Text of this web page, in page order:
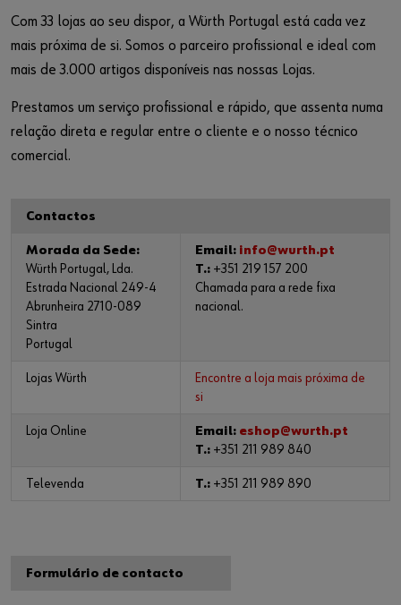
Com 33 lojas ao seu dispor, a Würth Portugal está cada vez
mais próxima de si. Somos o parceiro profissional e ideal com
mais de 3.000 artigos disponíveis nas nossas Lojas.
Prestamos um serviço profissional e rápido, que assenta numa
relação direta e regular entre o cliente e o nosso técnico
comercial.
Contactos
Morada da Sede:
Würth Portugal, Lda.
Estrada Nacional 249-4
Abrunheira 2710-089
Sintra
Portugal
Email: info@wurth.pt
T.: +351 219 157 200
Chamada para a rede fixa
nacional.
Lojas Würth
Encontre a loja mais próxima de
si
Loja Online Email: eshop@wurth.pt
T.: +351 211 989 840
Televenda T.: +351 211 989 890
Formulário de contacto